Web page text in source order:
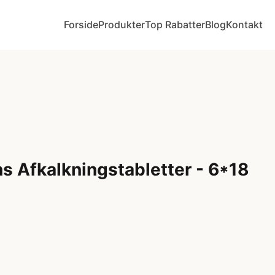
ForsideProdukterTop RabatterBlogKontakt
Afkalkningstabletter - 6*18